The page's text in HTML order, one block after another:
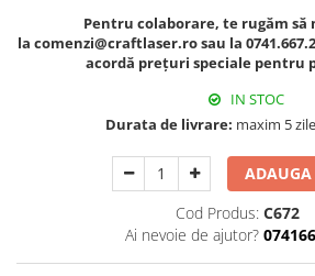
Timisoara
Palate si Curti Domnesti
Palatul Alexandru Ioan Cuza,
Palatul Culturii Iasi
Colectia VintagePentru colaborare, te rugăm să
la comenzi@craftlaser.ro sau la
acordă prețuri speciale pentru
IN STOC
Durata de livrare: maxim 5
ADAUGA
Cod Produs: C672
Ai nevoie de ajutor?